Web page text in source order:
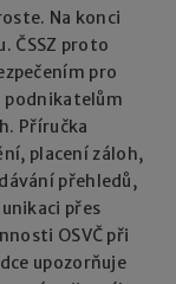
Na konci
ČSSZ proto
pro
podnikatelům
Příručka
placení záloh,
přehledů,
přes
OSVČ při
upozorňuje